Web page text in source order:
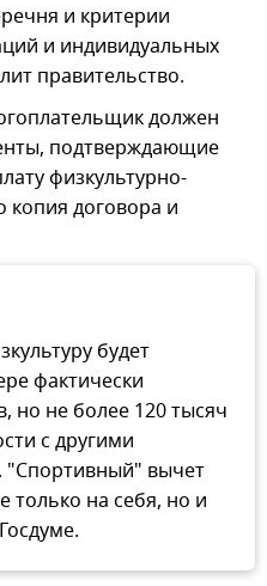
и критерии
и индивидуальных
правительство.
должен
подтверждающие
физкультурно-
копия договора и
будет
фактически
но не более 120 тысяч
с другими
вычет
только на себя, но и